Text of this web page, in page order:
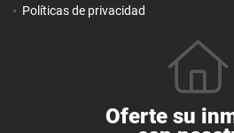
Políticas de privacidad
Oferte su